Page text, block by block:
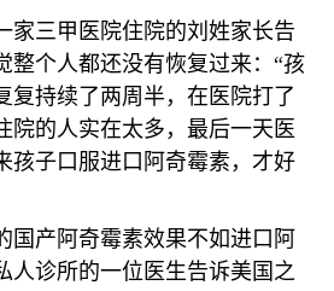
家三甲医院住院的刘姓家长告
整个人都还没有恢复过来：“孩
复持续了两周半，在医院打了
院的人实在太多，最后一天医
孩子口服进口阿奇霉素，才好
国产阿奇霉素效果不如进口阿
人诊所的一位医生告诉美国之